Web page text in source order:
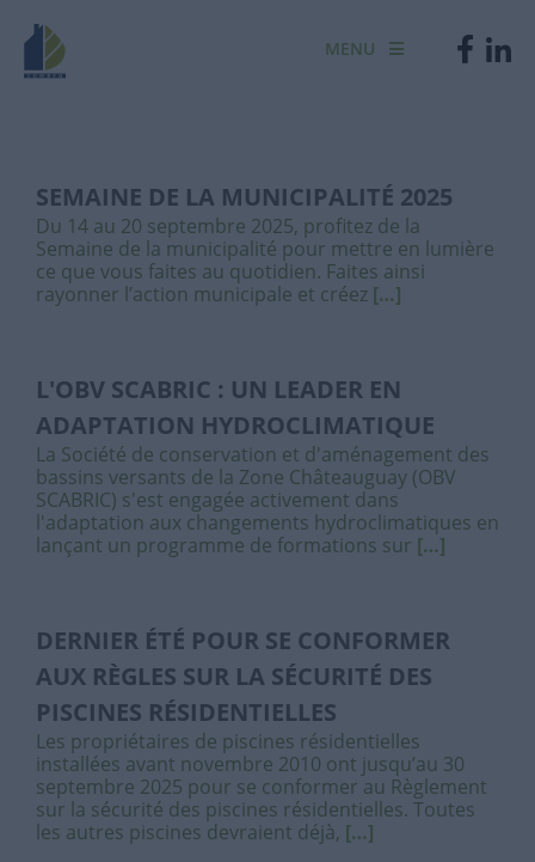
MENU
SEMAINE DE LA MUNICIPALITÉ 2025
Du 14 au 20 septembre 2025, profitez de la
Semaine de la municipalité pour mettre en lumière
ce que vous faites au quotidien. Faites ainsi
rayonner l’action municipale et créez […]
L'OBV SCABRIC : UN LEADER EN
ADAPTATION HYDROCLIMATIQUE
La Société de conservation et d'aménagement des
bassins versants de la Zone Châteauguay (OBV
SCABRIC) s'est engagée activement dans
l'adaptation aux changements hydroclimatiques en
lançant un programme de formations sur […]
DERNIER ÉTÉ POUR SE CONFORMER
AUX RÈGLES SUR LA SÉCURITÉ DES
PISCINES RÉSIDENTIELLES
Les propriétaires de piscines résidentielles
installées avant novembre 2010 ont jusqu’au 30
septembre 2025 pour se conformer au Règlement
sur la sécurité des piscines résidentielles. Toutes
les autres piscines devraient déjà, […]